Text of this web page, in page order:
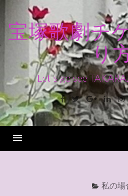
ン
ス
キ
ッ
宝塚歌劇チ
り
Let's go see
Facebook
TwitterGoogle+
私の場